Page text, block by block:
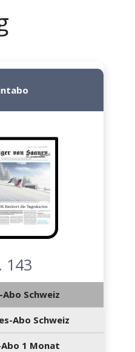
143
Abo Schweiz
Abo Schweiz
1 Monat